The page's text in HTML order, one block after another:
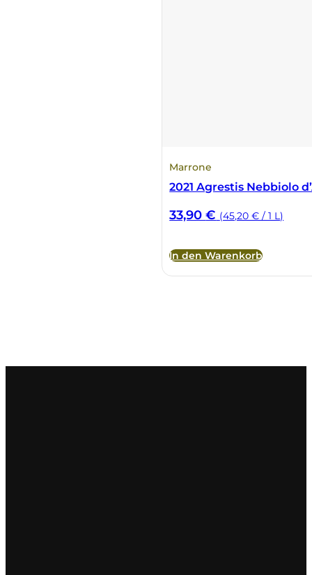
Marrone
2021 Agrestis Nebbiolo
33,90€ (45,20 € / 1 L)
In den Warenkorb